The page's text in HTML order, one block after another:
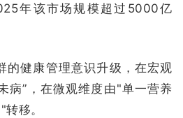
年该市场规模超过5000亿
的健康管理意识升级，在宏观
病”，在微观维度由"单一营养
移。